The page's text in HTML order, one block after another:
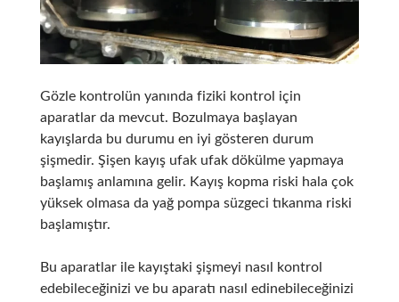
Gözle kontrolün yanında fiziki kontrol için
aparatlar da mevcut. Bozulmaya başlayan
kayışlarda bu durumu en iyi gösteren durum
şişmedir. Şişen kayış ufak ufak dökülme yapmaya
başlamış anlamına gelir. Kayış kopma riski hala çok
yüksek olmasa da yağ pompa süzgeci tıkanma riski
başlamıştır.
Bu aparatlar ile kayıştaki şişmeyi nasıl kontrol
edebileceğinizi ve bu aparatı nasıl edinebileceğinizi